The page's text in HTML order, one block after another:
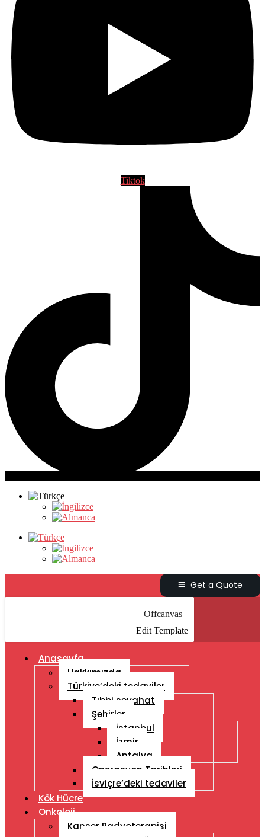
Tiktok
Get a Quote
Offcanvas
Edit Template
Anasayfa
Hakkımızda
Türkiye’deki tedaviler
Tıbbi seyahat
Şehirler
İstanbul
İzmir
Antalya
Operasyon Tarihleri
İsviçre’deki tedaviler
Kök Hücre
Onkoloji
Kanser Radyoterapisi